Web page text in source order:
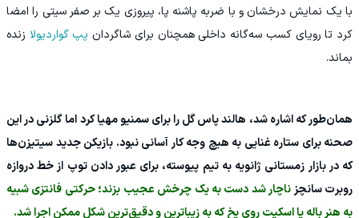
با یک نمایش درخشان و با ضربه پاشنه پا، پیروزی یک بر صفر سیتی را امضا
کرد تا رویای کسب سه‌گانه داخلی همچنان برای شاگردان پپ گواردیولا زنده
بماند.
همان‌طور که اشاره شد، هالند پاس گل را برای سمنیو مهیا کرد اما گلزنی در این
صحنه برای ستاره غنایی به هیچ وجه کار آسانی نبود. بازیکن جدید سیتیزن‌ها
که در بازار زمستانی ژانویه به تیم پیوسته، برای عبور دادن توپ از خط دروازه
روبرت سانچزناچار شد دست به یک چرخش عجیب بزند؛ حرکتی فانتزی شبیه
به هنر باله یا اسکیت روی یخ که به زیباترین و دقیق‌ترین شکل ممکن اجرا شد.